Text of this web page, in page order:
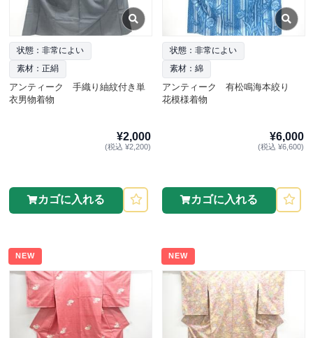
状態：非常によい
素材：正絹
アンティーク 手織り紬紋付き単
衣男物着物
¥2,000
(税込 ¥2,200)
カゴに入れる
状態：非常によい
素材：綿
アンティーク 有松鳴海本絞り
花模様着物
¥6,000
(税込 ¥6,600)
カゴに入れる
NEW NEW